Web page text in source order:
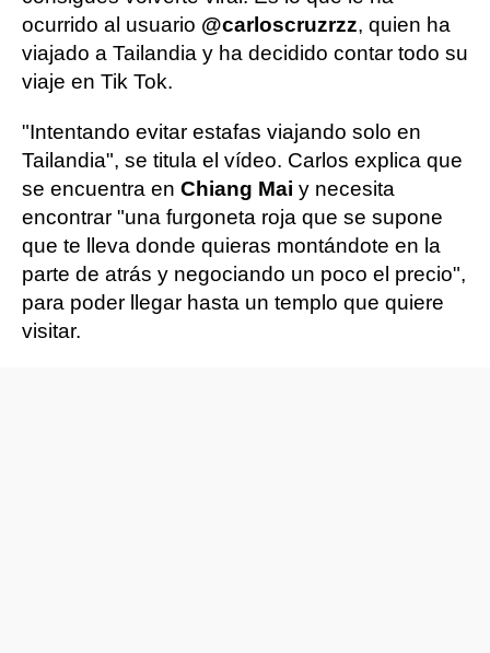
ocurrido al usuario @carloscruzrzz, quien ha
viajado a Tailandia y ha decidido contar todo su
viaje en Tik Tok.
"Intentando evitar estafas viajando solo en
Tailandia", se titula el vídeo. Carlos explica que
se encuentra en Chiang Mai y necesita
encontrar "una furgoneta roja que se supone
que te lleva donde quieras montándote en la
parte de atrás y negociando un poco el precio",
para poder llegar hasta un templo que quiere
visitar.